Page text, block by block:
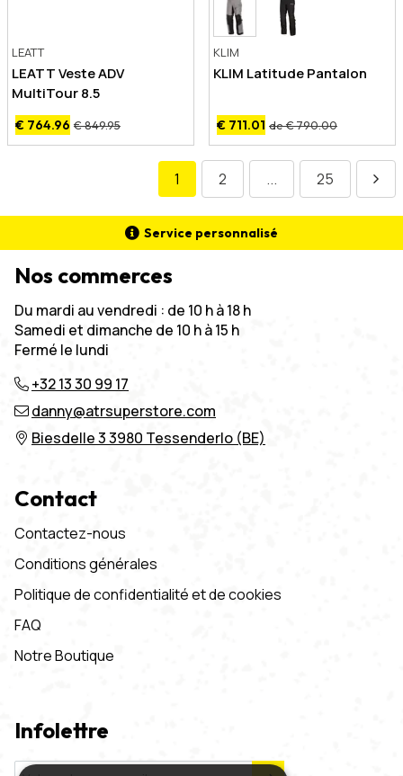
LEATT
LEATT Veste ADV
MultiTour 8.5
€ 764.96 € 849.95
KLIM
KLIM Latitude Pantalon
€ 711.01 de € 790.00
1 2 ... 25
Service personnalisé
Nos commerces
Du mardi au vendredi : de 10 h à 18 h
Samedi et dimanche de 10 h à 15 h
Fermé le lundi
+32 13 30 99 17
danny@atrsuperstore.com
Biesdelle 3 3980 Tessenderlo (BE)
Contact
Contactez-nous
Conditions générales
Politique de confidentialité et de cookies
FAQ
Notre Boutique
Infolettre